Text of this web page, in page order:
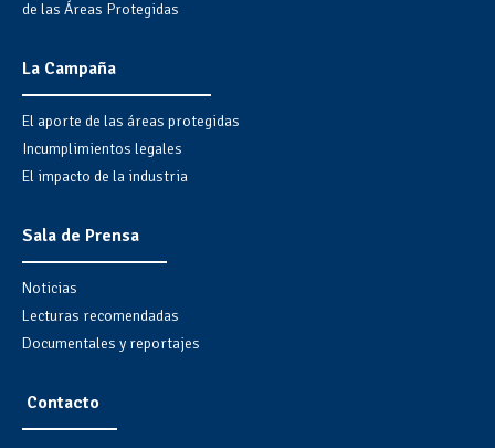
de las Áreas Protegidas
La Campaña
El aporte de las áreas protegidas
Incumplimientos legales
El impacto de la industria
Sala de Prensa
Noticias
Lecturas recomendadas
Documentales y reportajes
Contacto